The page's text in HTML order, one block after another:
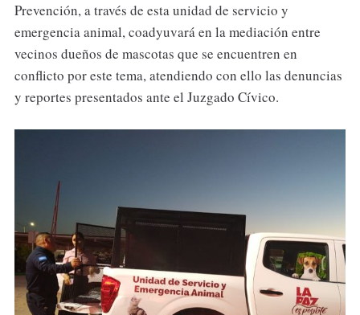
Prevención, a través de esta unidad de servicio y
emergencia animal, coadyuvará en la mediación entre
vecinos dueños de mascotas que se encuentren en
conflicto por este tema, atendiendo con ello las denuncias
y reportes presentados ante el Juzgado Cívico.